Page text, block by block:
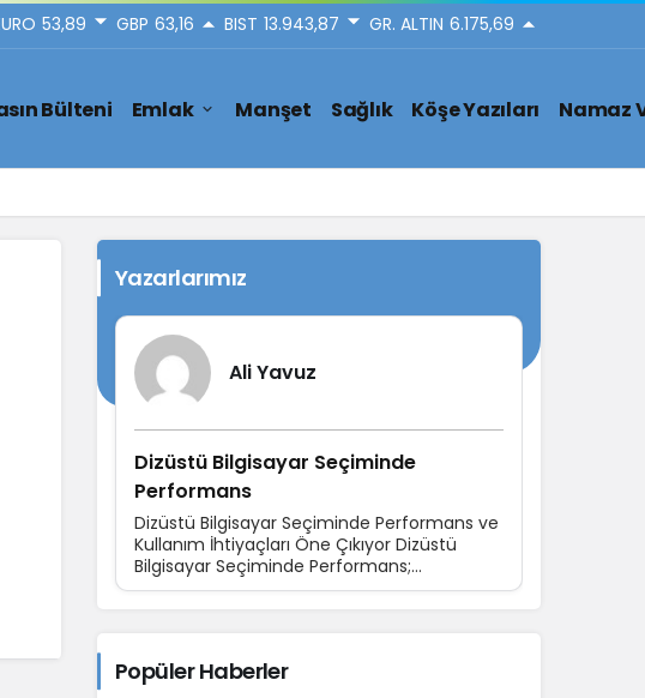
53,89 GBP 63,16 BIST 13.943,87 GR. ALTIN 6.175,69
Bülteni Emlak Manşet Sağlık Köşe Yazıları Namaz
Yazarlarımız
Ali Yavuz
Dizüstü Bilgisayar Seçiminde
Performans
Dizüstü Bilgisayar Seçiminde Performans ve
Kullanım İhtiyaçları Öne Çıkıyor Dizüstü
Bilgisayar Seçiminde Performans;
Teknolojinin günlük yaşamın...
Popüler Haberler